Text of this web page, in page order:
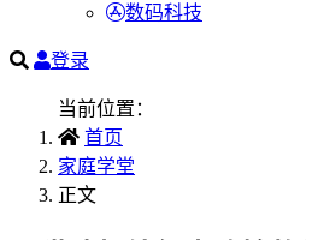
数码科技
登录
当前位置：
首页
家庭学堂
正文